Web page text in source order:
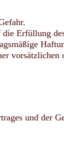
Erfüllung
und der